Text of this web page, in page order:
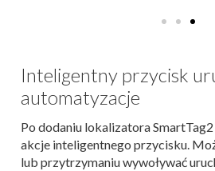
Inteligentny przycisk
automatyzacje
Po dodaniu lokalizatora
akcje inteligentnego przycisku.
lub przytrzymaniu wywoływać